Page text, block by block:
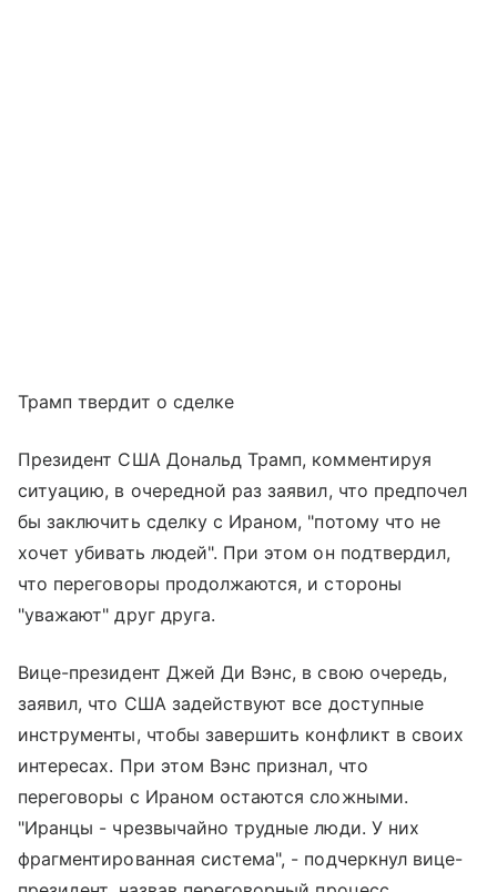
Трамп твердит о сделке
Президент США Дональд Трамп, комментируя
ситуацию, в очередной раз заявил, что предпочел
бы заключить сделку с Ираном, "потому что не
хочет убивать людей". При этом он подтвердил,
что переговоры продолжаются, и стороны
"уважают" друг друга.
Вице-президент Джей Ди Вэнс, в свою очередь,
заявил, что США задействуют все доступные
инструменты, чтобы завершить конфликт в своих
интересах. При этом Вэнс признал, что
переговоры с Ираном остаются сложными.
"Иранцы - чрезвычайно трудные люди. У них
фрагментированная система", - подчеркнул вице-